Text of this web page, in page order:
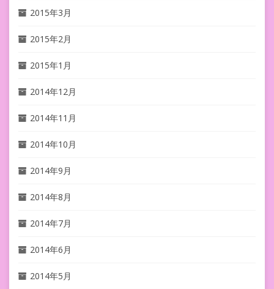
2015年3月
2015年2月
2015年1月
2014年12月
2014年11月
2014年10月
2014年9月
2014年8月
2014年7月
2014年6月
2014年5月